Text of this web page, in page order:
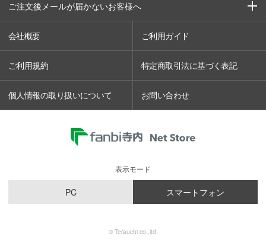
ご注文後メールが届かないお客様へ
会社概要 ご利用ガイド
ご利用規約 特定商取引法に基づく表記
個人情報の取り扱いについて お問い合わせ
表示モード
PC スマートフォン
© Terauchi co.,ltd.